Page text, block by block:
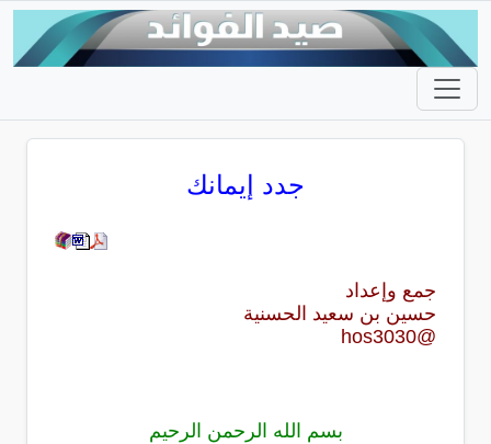
جدد إيمانك
جمع وإعداد
حسين بن سعيد الحسنية
@hos3030
بسم الله الرحمن الرحيم